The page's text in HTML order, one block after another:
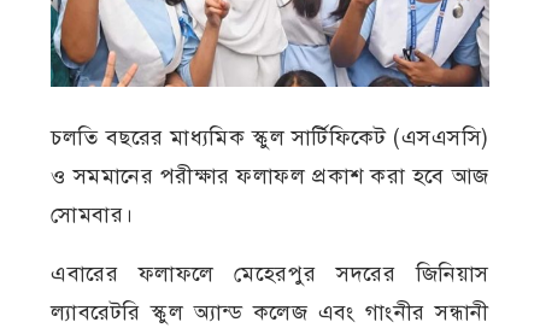
চলতি বছরের মাধ্যমিক স্কুল সার্টিফিকেট (এসএসসি)
ও সমমানের পরীক্ষার ফলাফল প্রকাশ করা হবে আজ
সোমবার।
এবারের ফলাফলে মেহেরপুর সদরের জিনিয়াস
ল্যাবরেটরি স্কুল অ্যান্ড কলেজ এবং গাংনীর সন্ধানী